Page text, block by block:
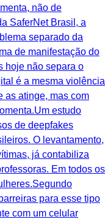
não de
SaferNet Brasil, a
separado da
de manifestação do
hoje não separa o
é a mesma violência
as atinge, mas com
estudo
de deepfakes
O levantamento,
já contabiliza
Em todos os
para esse tipo
com um celular